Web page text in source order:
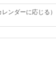
ンダーに応じる